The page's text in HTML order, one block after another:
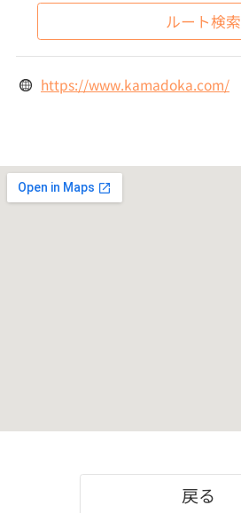
ルート検索
https://www.kamadoka.com/
戻る